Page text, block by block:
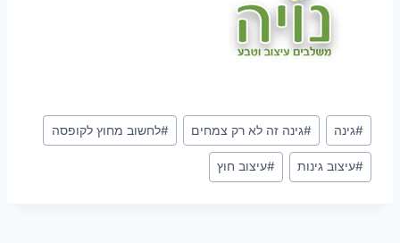
Post
Tags:
#גינה #גינה זה לא רק צמחים #לחשוב מחוץ לקופסה
#עיצוב גינות #עיצוב חוץ